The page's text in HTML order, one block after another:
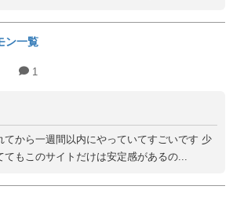
ン一覧
1
てから一週間以内にやっていてすごいです 少
もこのサイトだけは安定感があるの...